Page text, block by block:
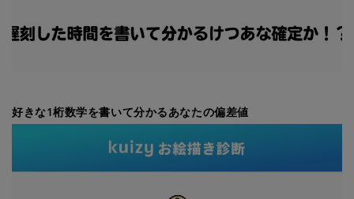
好きな1桁数学を書いて分かるあなたの偏差値